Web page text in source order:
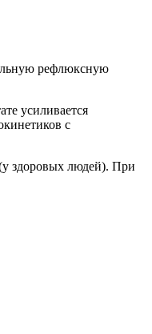
рефлюксную
усиливается
с
здоровых людей). При